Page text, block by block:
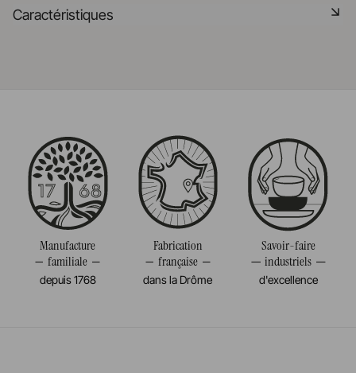
département R&D
Passe au micro-onde
Résiste au congélateur et aux chocs thermiques
(-20°c)
Pas de cuisson à la flamme, ni gaz, ni électrique
Caractéristiques
13,50CM
Poids 0,116KG
Manufacture
familiale
depuis 1768
Fabrication
française
dans la Drôme
Savoir-faire
industriels
d'excellence